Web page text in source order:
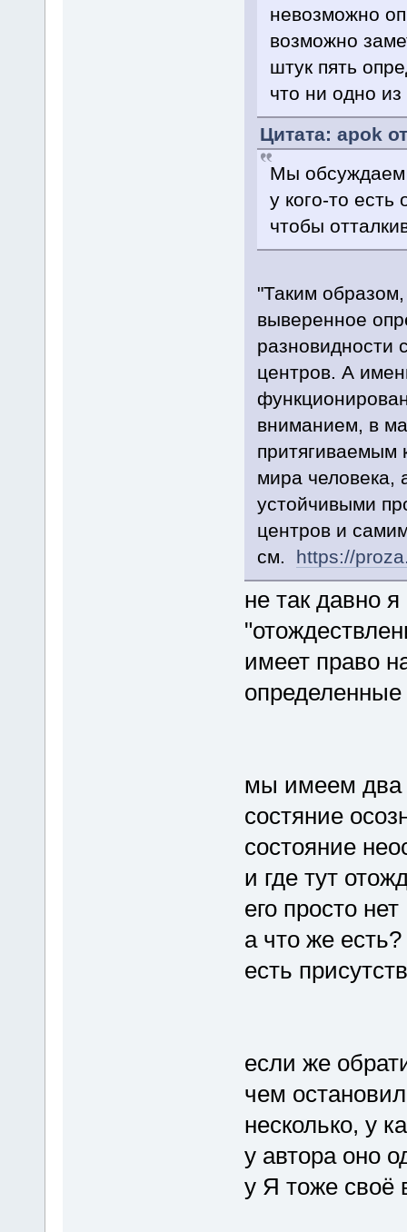
невозможно
возможно
штук пять
что ни одно
Цитата: apok
Мы обсуждаем
у кого-то
чтобы
"Таким
выверенное
разновидности
центров. А
вниманием, в
притягиваемым
мира человека,
устойчивыми
центров и
см. https://
не так давно
имеет право
определенные
мы имеем два
состяние
состояние
и где тут
его просто нет
а что же есть?
есть
если же
чем
несколько, у
у автора оно
у Я тоже своё